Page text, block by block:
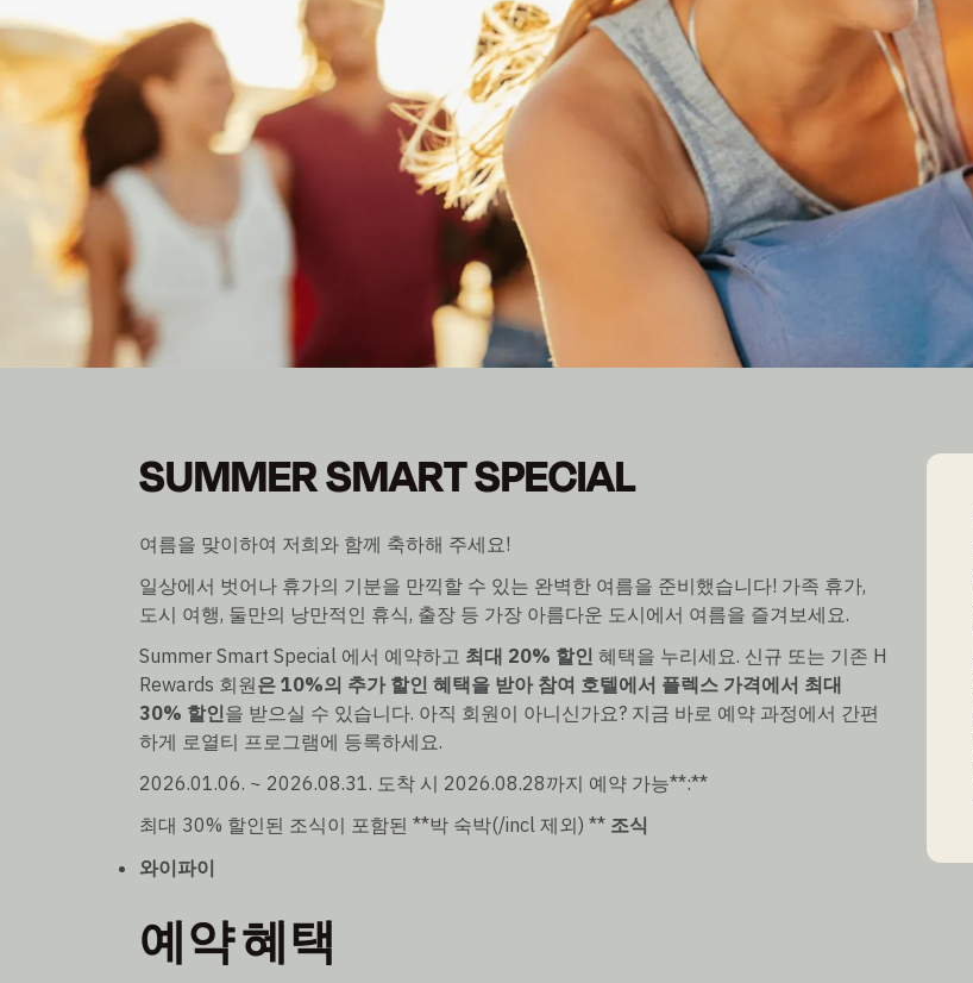
회원이 되어 최대 30% 할인 받기
SUMMER SMART SPECIAL
여름을 맞이하여 저희와 함께 축하해 주세요!
일상에서 벗어나 휴가의 기분을 만끽할 수 있는 완벽한 여름을 준비했습니다! 가족 휴가,
도시 여행, 둘만의 낭만적인 휴식, 출장 등 가장 아름다운 도시에서 여름을 즐겨보세요.
Summer Smart Special 에서 예약하고 최대 20% 할인 혜택을 누리세요. 신규 또는 기존 H
Rewards 회원은 10%의 추가 할인 혜택을 받아 참여 호텔에서 플렉스 가격에서 최대
30% 할인을 받으실 수 있습니다. 아직 회원이 아니신가요? 지금 바로 예약 과정에서 간편
하게 로열티 프로그램에 등록하세요.
2026.01.06. ~ 2026.08.31. 도착 시 2026.08.28까지 예약 가능**:**
최대 30% 할인된 조식이 포함된 **박 숙박(/incl 제외) ** 조식
와이파이
예약 혜택